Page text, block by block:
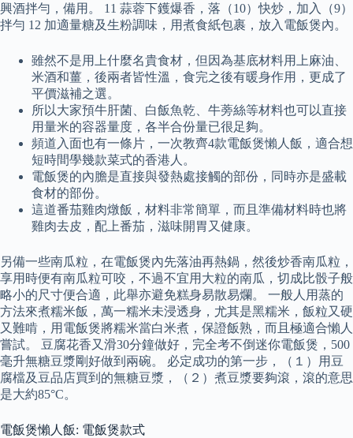
興酒拌勻，備用。 11 蒜蓉下鑊爆香，落（10）快炒，加入（9）
拌勻 12 加適量糖及生粉調味，用煮食紙包裹，放入電飯煲內。
雖然不是用上什麼名貴食材，但因為基底材料用上麻油、
米酒和薑，後兩者皆性溫，食完之後有暖身作用，更成了
平價滋補之選。
所以大家預牛肝菌、白飯魚乾、牛蒡絲等材料也可以直接
用量米的容器量度，各半合份量已很足夠。
頻道入面也有一條片，一次教齊4款電飯煲懶人飯，適合想
短時間學幾款菜式的香港人。
電飯煲的內膽是直接與發熱處接觸的部份，同時亦是盛載
食材的部份。
這道番茄雞肉燉飯，材料非常簡單，而且準備材料時也將
雞肉去皮，配上番茄，滋味開胃又健康。
另備一些南瓜粒，在電飯煲內先落油再熱鍋，然後炒香南瓜粒，
享用時便有南瓜粒可咬，不過不宜用大粒的南瓜，切成比骰子般
略小的尺寸便合適，此舉亦避免糕身易散易爛。 一般人用蒸的
方法來煮糯米飯，萬一糯米未浸透身，尤其是黑糯米，飯粒又硬
又難啃，用電飯煲將糯米當白米煮，保證飯熟，而且極適合懶人
嘗試。 豆腐花香又滑30分鐘做好，完全考不倒迷你電飯煲，500
毫升無糖豆漿剛好做到兩碗。 必定成功的第一步，（１）用豆
腐檔及豆品店買到的無糖豆漿，（２）煮豆漿要夠滾，滾的意思
是大約85°C。
電飯煲懶人飯: 電飯煲款式